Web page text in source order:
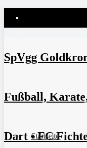
SpVgg
Fußball,
Dart • FC
Startseite